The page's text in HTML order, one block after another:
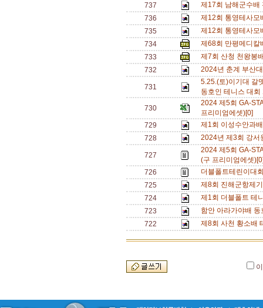
737
제17회 남해군수
736
제12회 통영테사
735
제12회 통영테사
734
제68회 만평메디
733
제7회 산청 천왕봉
732
2024년 춘계 부산
731
5.25.(토)이기대 갈
동호인 테니스 대
730
2024 제5회 GA-
프리미엄에셋)[0]
729
제1회 이성수안과
728
2024년 제3회 강
727
2024 제5회 GA-
(구 프리미엄에셋
726
더블폴트테린이대
725
제8회 진해군항제
724
제1회 더블폴트 테
723
함안 아라가야배
722
제8회 사천 황소배